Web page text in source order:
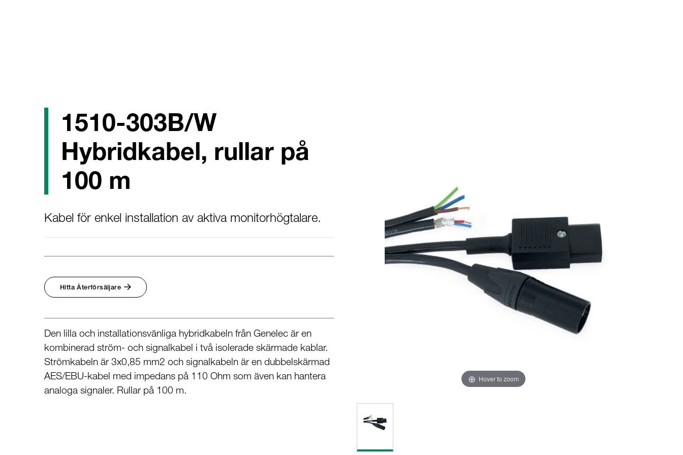
1510-303B/W
Hybridkabel, rullar på
100 m
Kabel för enkel installation av aktiva monitorhögtalare.
Hitta Återförsäljare
Den lilla och installationsvänliga hybridkabeln från Genelec är en
kombinerad ström- och signalkabel i två isolerade skärmade kablar.
Strömkabeln är 3x0,85 mm2 och signalkabeln är en dubbelskärmad
AES/EBU-kabel med impedans på 110 Ohm som även kan hantera
analoga signaler. Rullar på 100 m.
Hover to zoom